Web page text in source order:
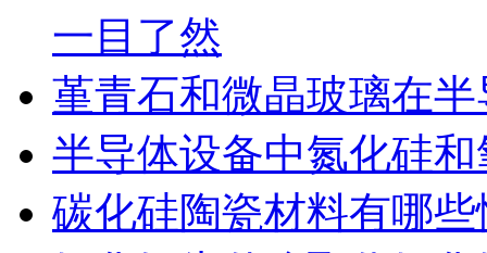
一目了然
堇青石和微晶玻璃在
半导体设备中氮化硅
碳化硅陶瓷材料有哪